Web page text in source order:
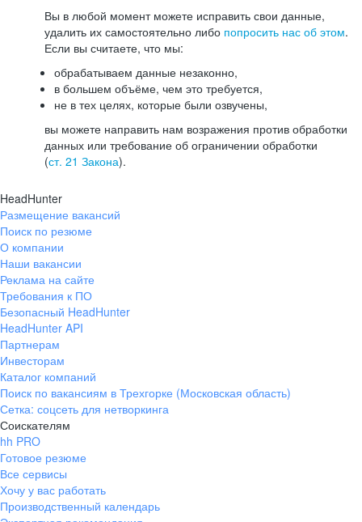
Вы в любой момент можете исправить свои данные,
удалить их самостоятельно либо попросить нас об этом.
Если вы считаете, что мы:
обрабатываем данные незаконно,
в большем объёме, чем это требуется,
не в тех целях, которые были озвучены,
вы можете направить нам возражения против обработки
данных или требование об ограничении обработки
(ст. 21 Закона).
HeadHunter
Размещение вакансий
Поиск по резюме
О компании
Наши вакансии
Реклама на сайте
Требования к ПО
Безопасный HeadHunter
HeadHunter API
Партнерам
Инвесторам
Каталог компаний
Поиск по вакансиям в Трехгорке (Московская область)
Сетка: соцсеть для нетворкинга
Соискателям
hh PRO
Готовое резюме
Все сервисы
Хочу у вас работать
Производственный календарь